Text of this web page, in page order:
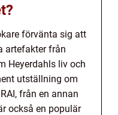
förvänta sig att
artefakter från
Heyerdahls liv och
utställning om
från en annan
också en populär